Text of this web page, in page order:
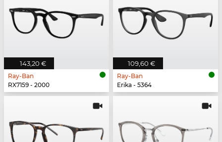
143,20 €
Ray-Ban
RX7159 - 2000
109,60 €
Ray-Ban
Erika - 5364